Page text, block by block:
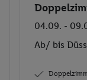
Buchen
04.09. -
Ab/ bis